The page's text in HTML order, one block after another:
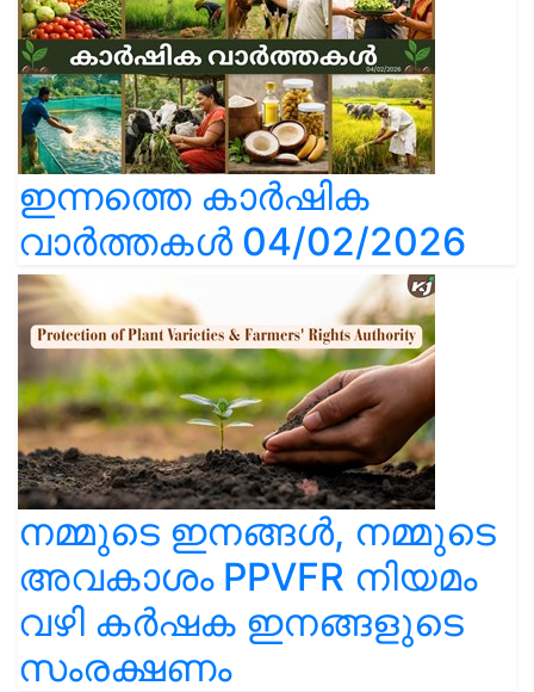
ഇന്നത്തെ കാർഷിക
വാർത്തകൾ 04/02/2026
നമ്മുടെ ഇനങ്ങൾ, നമ്മുടെ
അവകാശം PPVFR നിയമം
വഴി കർഷക ഇനങ്ങളുടെ
സംരക്ഷണം